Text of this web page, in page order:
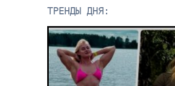
ТРЕНДЫ ДНЯ: